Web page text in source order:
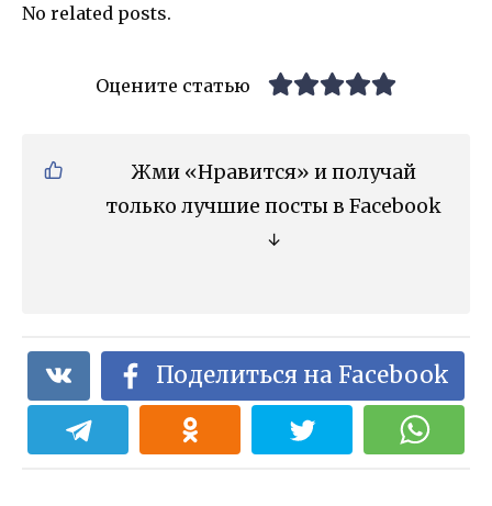
No related posts.
Оцените статью
Жми «Нравится» и получай
только лучшие посты в Facebook
↓
Поделиться на Facebook